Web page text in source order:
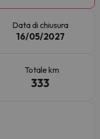
Data di chiusura
16/05/2027
Totale km
333